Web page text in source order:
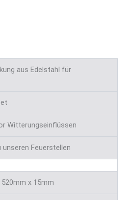
aus Edelstahl für
Witterungseinflüssen
unseren Feuerstellen
x 15mm